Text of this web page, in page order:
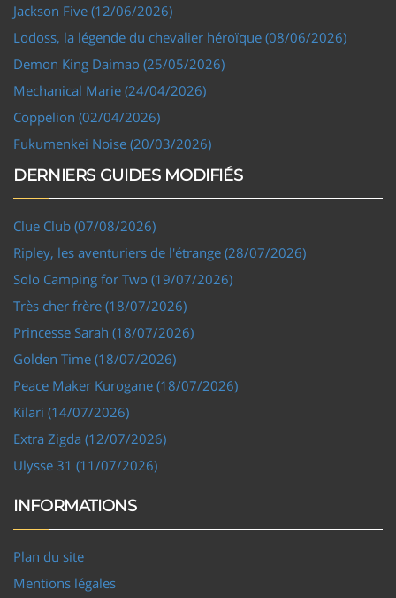
Jackson Five (12/06/2026)
Lodoss, la légende du chevalier héroïque (08/06/2026)
Demon King Daimao (25/05/2026)
Mechanical Marie (24/04/2026)
Coppelion (02/04/2026)
Fukumenkei Noise (20/03/2026)
DERNIERS GUIDES MODIFIÉS
Clue Club (07/08/2026)
Ripley, les aventuriers de l'étrange (28/07/2026)
Solo Camping for Two (19/07/2026)
Très cher frère (18/07/2026)
Princesse Sarah (18/07/2026)
Golden Time (18/07/2026)
Peace Maker Kurogane (18/07/2026)
Kilari (14/07/2026)
Extra Zigda (12/07/2026)
Ulysse 31 (11/07/2026)
INFORMATIONS
Plan du site
Mentions légales